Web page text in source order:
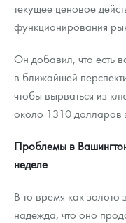
текущее ценовое
функционирования
Он добавил, что есть
в ближайшей
чтобы вырваться из
около 1310 долларов
Проблемы в
неделе
В то время как золото
надежда, что оно